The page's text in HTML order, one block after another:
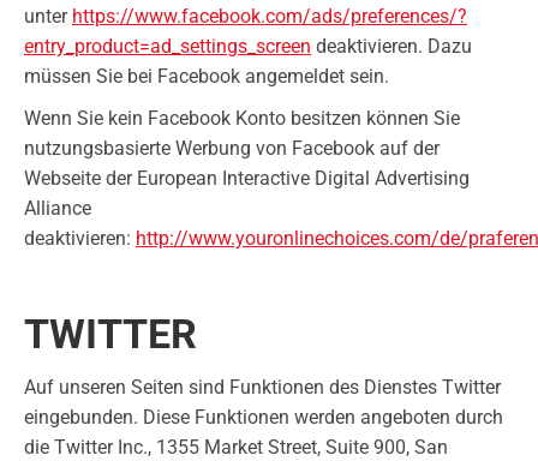
unter https://www.facebook.com/ads/preferences/?
entry_product=ad_settings_screen deaktivieren. Dazu
müssen Sie bei Facebook angemeldet sein.
Wenn Sie kein Facebook Konto besitzen können Sie
nutzungsbasierte Werbung von Facebook auf der
Webseite der European Interactive Digital Advertising
Alliance
deaktivieren: http://www.youronlinechoices.com/de/
TWITTER
Auf unseren Seiten sind Funktionen des Dienstes Twitter
eingebunden. Diese Funktionen werden angeboten durch
die Twitter Inc., 1355 Market Street, Suite 900, San